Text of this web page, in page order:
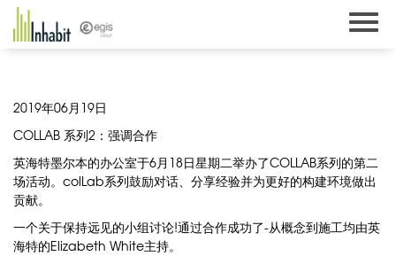
Skip
content
2019年06月19日
COLLAB 系列2：强调合作
英海特墨尔本的办公室于6月18日星期二举办了COLLAB系列的第二
场活动。colLab系列鼓励对话、分享经验并为更好的构建环境做出
贡献。
一个关于保持远见的小组讨论!通过合作成功了-从概念到施工均由英
海特的Elizabeth White主持。